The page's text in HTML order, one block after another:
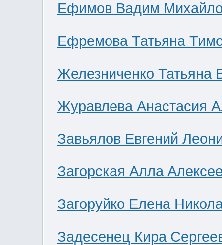
Ефимов Вадим
Ефремова Татьяна
Железниченко Татьяна
Журавлева Анастасия
Завьялов Евгений
Загорская Алла
Загоруйко Елена
Задесенец Кира